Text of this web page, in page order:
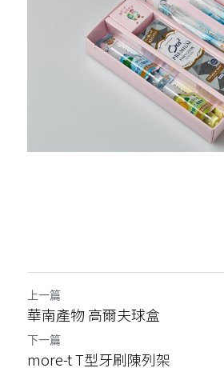
上一篇
華南產物 高爾夫球盒
下一篇
more-t T型牙刷陳列架